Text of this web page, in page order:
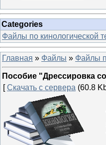
Categories
Файлы по кинологической
Главная » Файлы » Файлы
Пособие "Дрессировка
[Скачать с сервера (60.8